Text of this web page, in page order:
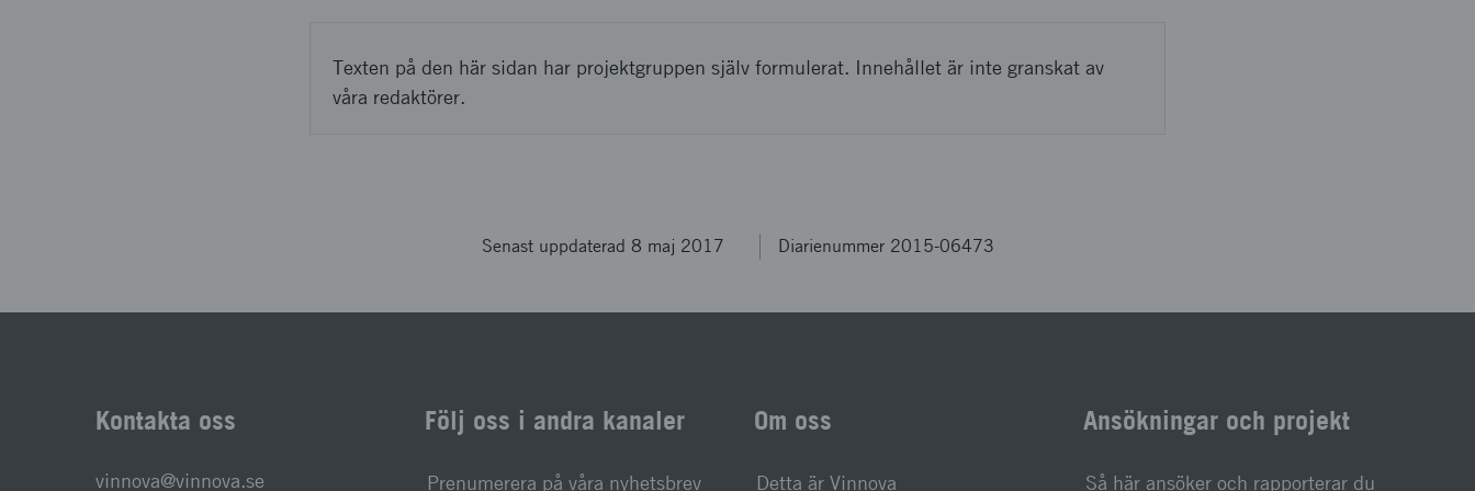
Texten på den här sidan har projektgruppen själv formulerat. Innehållet är inte granskat av
våra redaktörer.
Senast uppdaterad 8 maj 2017 Diarienummer 2015-06473
Kontakta oss
vinnova@vinnova.se
Följ oss i andra kanaler
Prenumerera på våra nyhetsbrev
Om oss
Detta är Vinnova
Ansökningar och projekt
Så här ansöker och rapporterar du